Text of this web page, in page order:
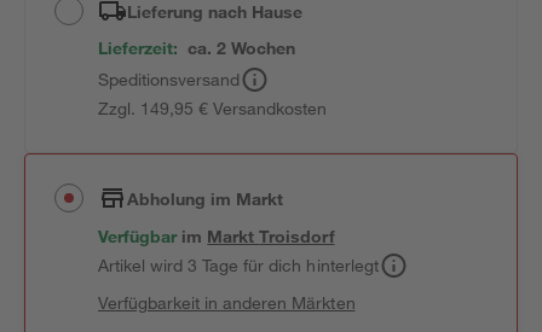
Lieferung nach Hause
Lieferzeit: ca. 2 Wochen
Speditionsversand
Zzgl. 149,95 € Versandkosten
Abholung im Markt
Verfügbar im MarktTroisdorf
Artikel wird 3 Tage für dich hinterlegt
Verfügbarkeit in anderen Märkten